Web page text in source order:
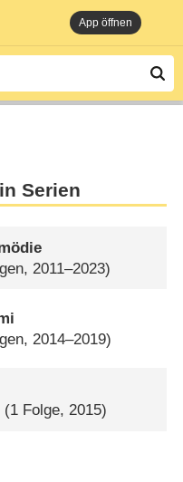
App öffnen
Serien
2011–2023)
2014–2019)
(1 Folge, 2015)